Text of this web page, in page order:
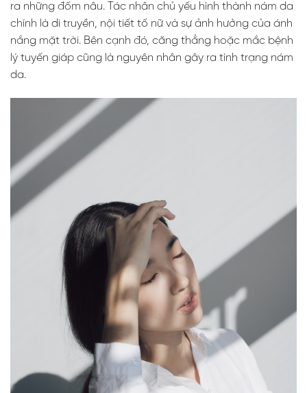
ra những đốm nâu. Tác nhân chủ yếu hình thành nám da
chính là di truyền, nội tiết tố nữ và sự ảnh hưởng của ánh
nắng mặt trời. Bên cạnh đó, căng thẳng hoặc mắc bệnh
lý tuyến giáp cũng là nguyên nhân gây ra tình trạng nám
da.